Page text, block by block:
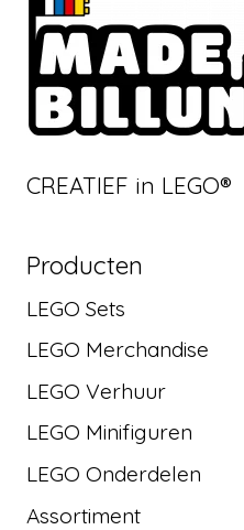
CREATIEF in LEGO®
Producten
LEGO Sets
LEGO Merchandise
LEGO Verhuur
LEGO Minifiguren
LEGO Onderdelen
Assortiment